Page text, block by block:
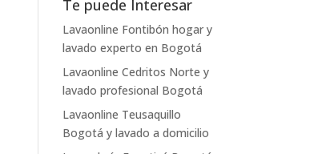
Te puede Interesar
Lavaonline Fontibón hogar y
lavado experto en Bogotá
Lavaonline Cedritos Norte y
lavado profesional Bogotá
Lavaonline Teusaquillo
Bogotá y lavado a domicilio